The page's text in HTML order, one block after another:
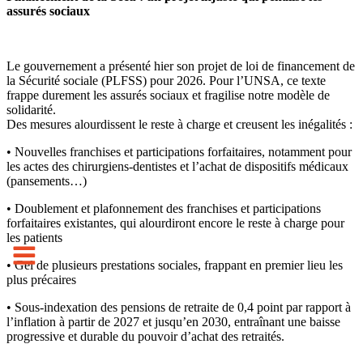
assurés sociaux
Le gouvernement a présenté hier son projet de loi de financement de
la Sécurité sociale (PLFSS) pour 2026. Pour l’UNSA, ce texte
frappe durement les assurés sociaux et fragilise notre modèle de
solidarité.
Des mesures alourdissent le reste à charge et creusent les inégalités :
• Nouvelles franchises et participations forfaitaires, notamment pour
les actes des chirurgiens-dentistes et l’achat de dispositifs médicaux
(pansements…)
• Doublement et plafonnement des franchises et participations
forfaitaires existantes, qui alourdiront encore le reste à charge pour
les patients
• Gel de plusieurs prestations sociales, frappant en premier lieu les
plus précaires
• Sous-indexation des pensions de retraite de 0,4 point par rapport à
l’inflation à partir de 2027 et jusqu’en 2030, entraînant une baisse
progressive et durable du pouvoir d’achat des retraités.